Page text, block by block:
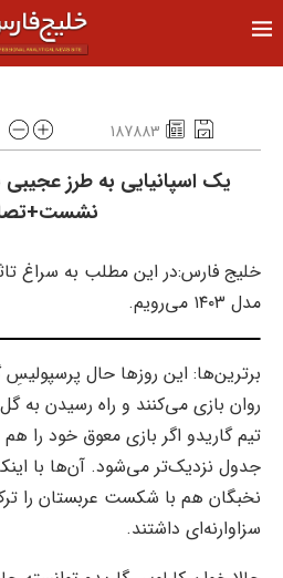
187883
یک اسپانیایی به طرز
خلیج فارس:در این مطلب به سراغ
مدل ۱۴۰۳ می‌رویم.
برترین‌ها: این روزها حال
روان بازی می‌کنند و راه رسیدن به
تیم گاریدو اگر بازی معوق خود را
جدول نزدیک‌تر می‌شود. آن‌ها با
نخبگان هم با شکست عربستان را
سزاوارنه‌ای داشتند.